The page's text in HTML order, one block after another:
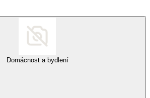
Domácnost a bydlení